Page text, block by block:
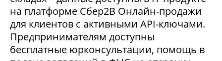
на платформе Сбер2В Онлайн-продажи
для клиентов с активными API-ключами.
Предпринимателям доступны
бесплатные юрконсультации, помощь в